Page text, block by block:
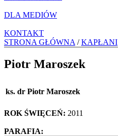
DLA MEDIÓW
KONTAKT
STRONA GŁÓWNA /KAPŁANI
Piotr Maroszek
ks. dr Piotr Maroszek
ROK ŚWIĘCEŃ: 2011
PARAFIA: